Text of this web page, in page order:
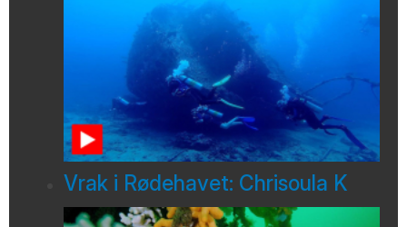
Vrak i Rødehavet: Chrisoula K